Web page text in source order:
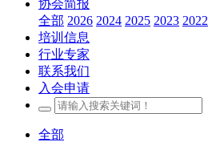
协会简报
全部 2026 2024 2025 2023 2022
培训信息
行业专家
联系我们
入会申请
全部